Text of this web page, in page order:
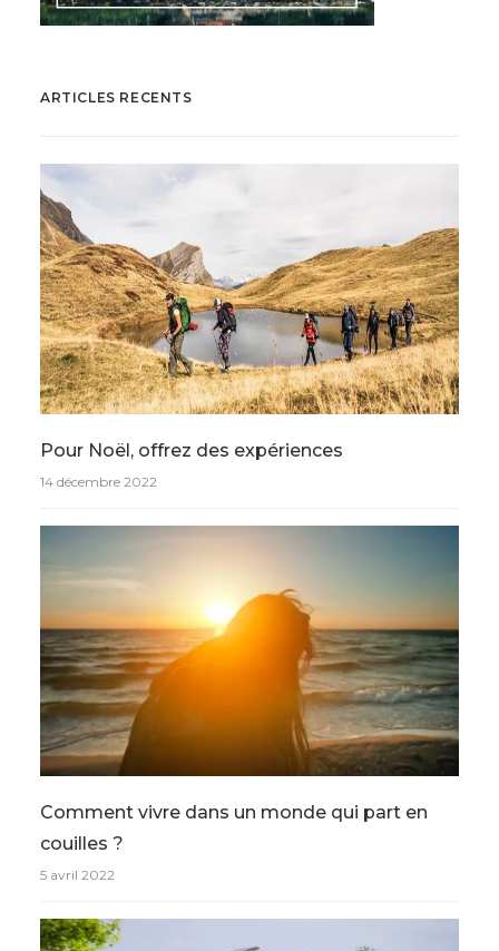
ARTICLES RECENTS
Pour Noël, offrez des expériences
14 décembre 2022
Comment vivre dans un monde qui part en
couilles ?
5 avril 2022